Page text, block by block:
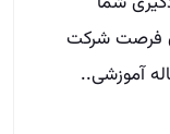
فرصت شرکت
آموزشی..